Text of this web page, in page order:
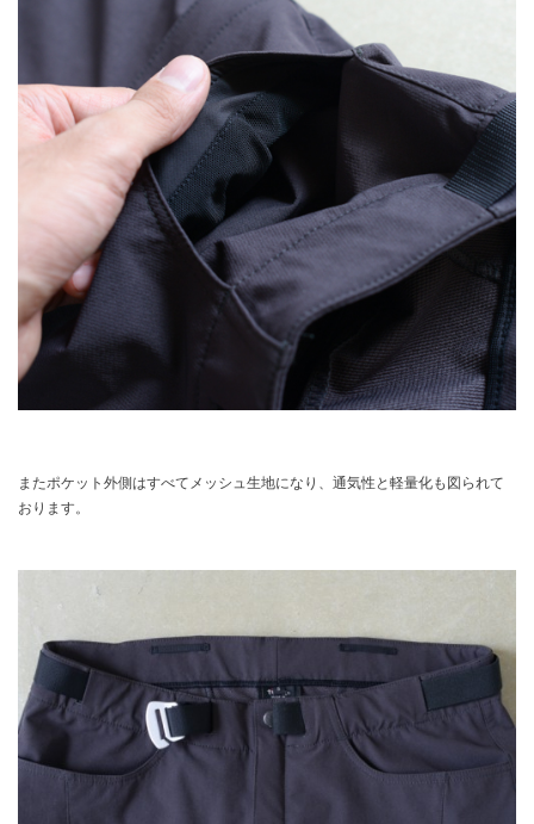
またポケット外側はすべてメッシュ生地になり、通気性と軽量化も図られて
おります。